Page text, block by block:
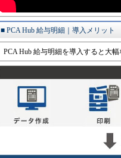
■ PCA Hub 給与明細｜導入メリット
PCA Hub 給与明細を導入すると大幅